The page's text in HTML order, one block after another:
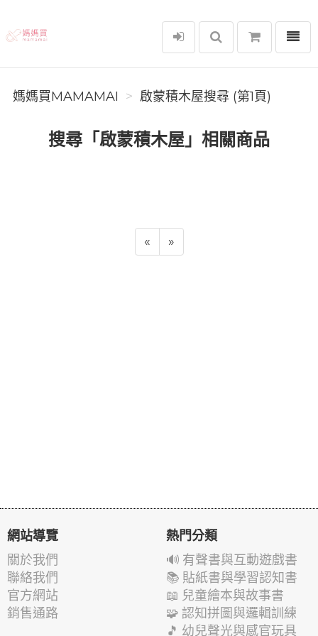
媽媽買MAMAMAI
選單
媽媽買MAMAMAI 啟蒙積木屋搜尋 (第1頁)
搜尋「啟蒙積木屋」相關商品
« »
網站導覽
關於我們
聯絡我們
官方網站
銷售通路
熱門分類
🔊 有聲書與互動遊戲書
📚 貼紙書與學習認知書
📖 兒童繪本與故事書
🧩 認知拼圖與邏輯訓練
🎵 幼兒聲光與感官玩具